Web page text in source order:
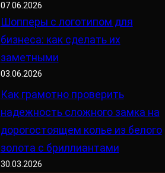
07.06.2026
Шопперы с логотипом для
бизнеса: как сделать их
заметными
03.06.2026
Как грамотно проверить
надежность сложного замка на
дорогостоящем колье из белого
золота с бриллиантами
30.03.2026